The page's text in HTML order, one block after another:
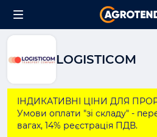
LOGISTICOM
ІНДИКАТИВНІ ЦІНИ ДЛЯ
Умови оплати "зі складу" -
вагах, 14% реєстрація ПДВ.